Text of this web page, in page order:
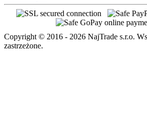
Copyright © 2016 - 2026 NajTrade s.r.o.
zastrzeżone.